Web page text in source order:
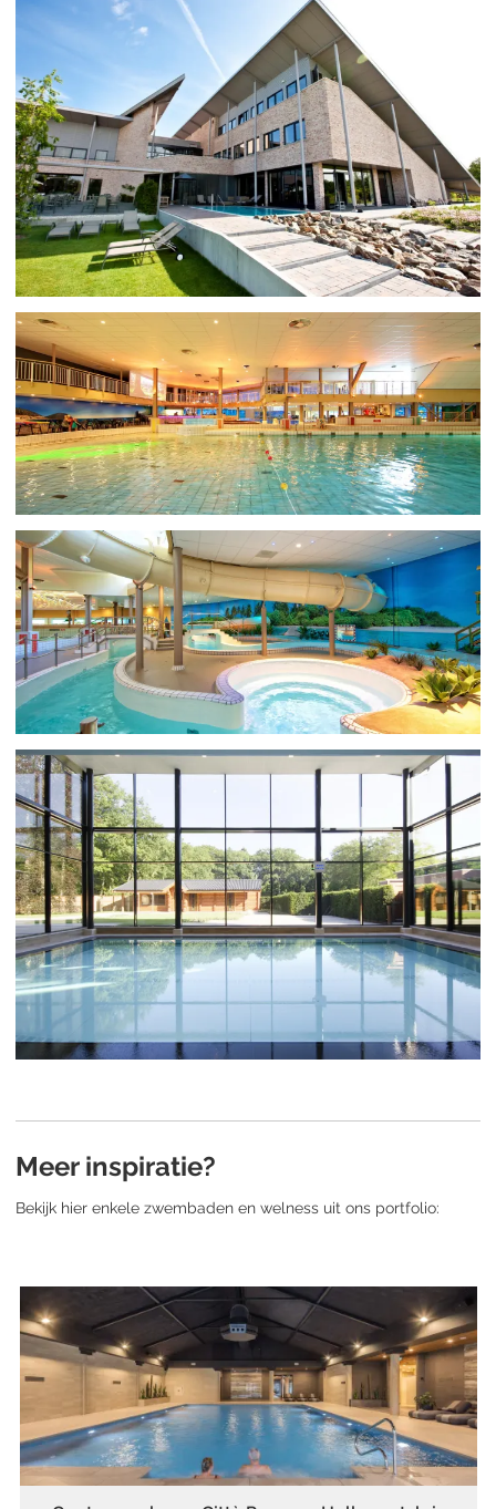
Meer inspiratie?
Bekijk hier enkele zwembaden en welness uit ons portfolio: